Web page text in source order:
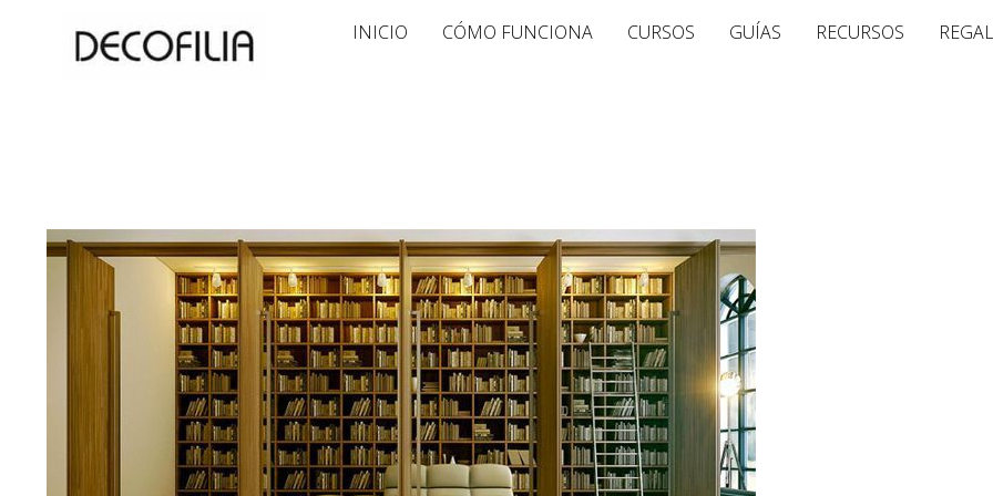
INICIO CÓMO FUNCIONA CURSOS GUÍAS RECURSOS